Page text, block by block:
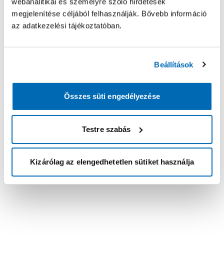
megjelenítése céljából felhasználják. Bővebb információ
az adatkezelési tájékoztatóban.
Beállítások
Összes süti engedélyezése
Testre szabás
Kizárólag az elengedhetetlen sütiket használja